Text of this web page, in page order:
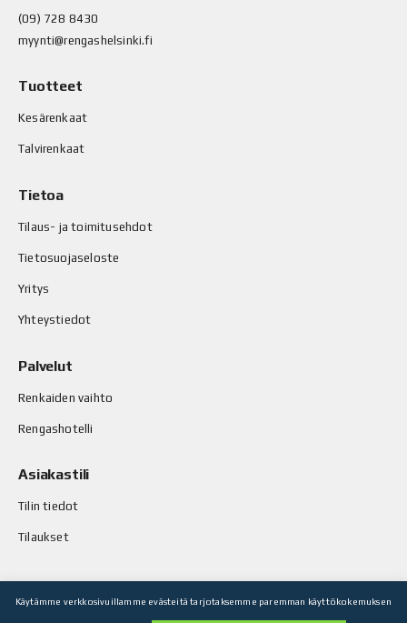
(09) 728 8430
myynti@rengashelsinki.fi
Tuotteet
Kesärenkaat
Talvirenkaat
Tietoa
Tilaus- ja toimitusehdot
Tietosuojaseloste
Yritys
Yhteystiedot
Palvelut
Renkaiden vaihto
Rengashotelli
Asiakastili
Tilin tiedot
Tilaukset
Käytämme verkkosivuillamme evästeitä tarjotaksemme paremman käyttökokemuksen